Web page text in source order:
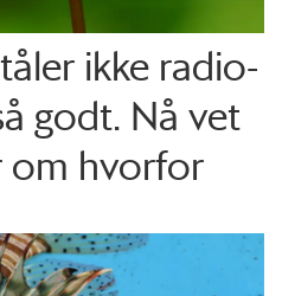
ikke radio­
godt. Nå vet
om hvorfor